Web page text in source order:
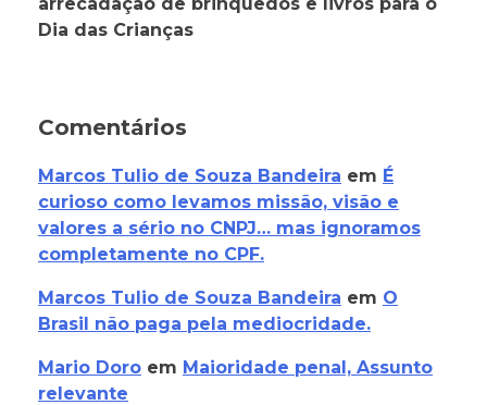
Dia das Crianças
Comentários
Marcos Tulio de Souza Bandeira em É
curioso como levamos missão, visão e
valores a sério no CNPJ… mas ignoramos
completamente no CPF.
Marcos Tulio de Souza Bandeira em O
Brasil não paga pela mediocridade.
Mario Doro em Maioridade penal, Assunto
relevante